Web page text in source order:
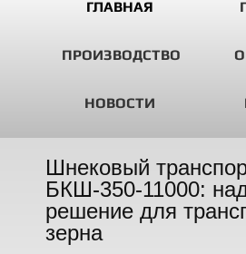
ГЛАВНАЯ
ПРОИЗВОДСТВО
НОВОСТИ
Шнековый
БКШ-350-11000:
решение для
зерна